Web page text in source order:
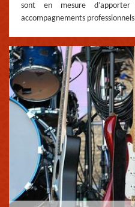
sont en mesure
accompagnements